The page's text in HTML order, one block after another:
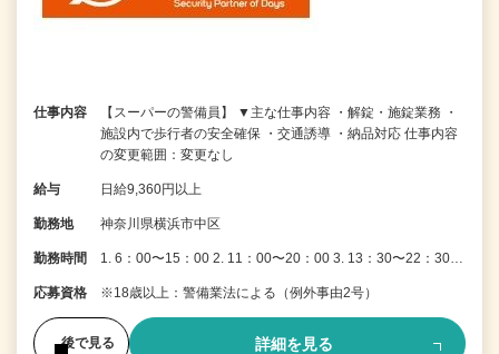
仕事内容
【スーパーの警備員】 ▼主な仕事内容 ・解錠・施錠業務 ・
施設内で歩行者の安全確保 ・交通誘導 ・納品対応 仕事内容
の変更範囲：変更なし
給与 日給9,360円以上
勤務地 神奈川県横浜市中区
勤務時間 1. 6：00〜15：00 2. 11：00〜20：00 3. 13：30〜22：30…
応募資格 ※18歳以上：警備業法による（例外事由2号）
後で見る 詳細を見る